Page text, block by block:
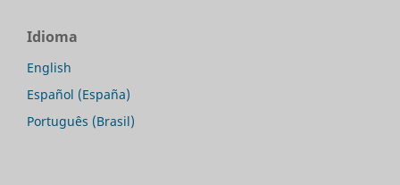
Idioma
English
Español (España)
Português (Brasil)